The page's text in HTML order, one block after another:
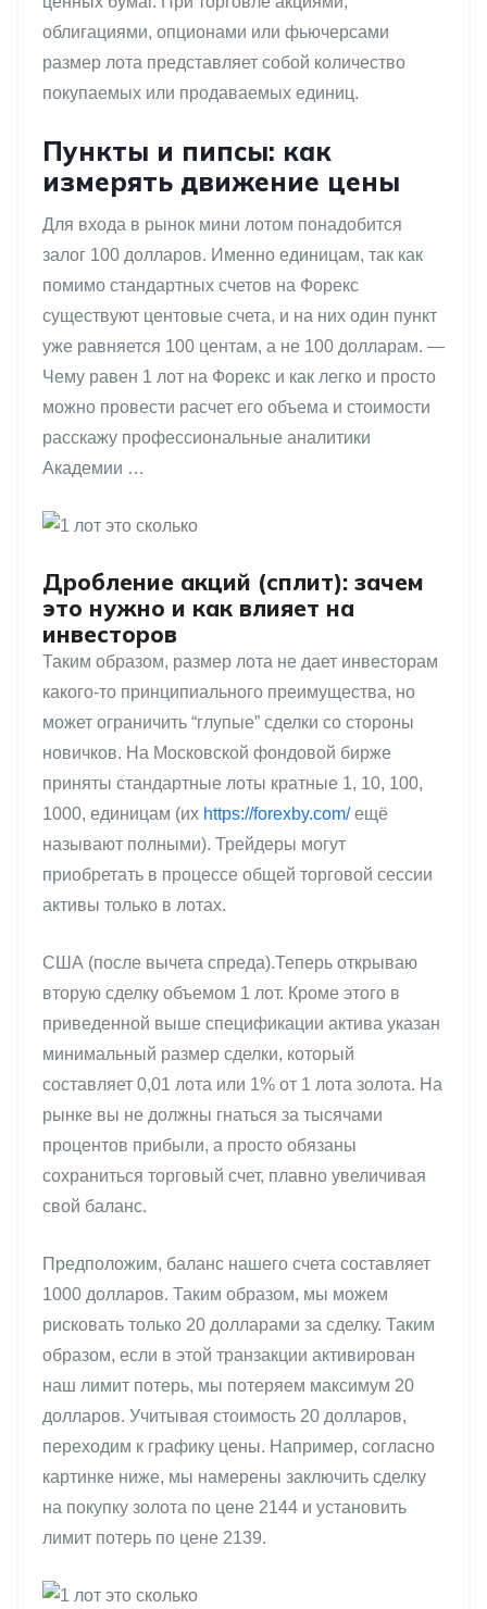
облигациями, опционами или фьючерсами
размер лота представляет собой количество
покупаемых или продаваемых единиц.
Пункты и пипсы: как
измерять движение цены
Для входа в рынок мини лотом понадобится
залог 100 долларов. Именно единицам, так как
помимо стандартных счетов на Форекс
существуют центовые счета, и на них один пункт
уже равняется 100 центам, а не 100 долларам. —
Чему равен 1 лот на Форекс и как легко и просто
можно провести расчет его объема и стоимости
расскажу профессиональные аналитики
Академии …
Дробление акций (сплит): зачем
это нужно и как влияет на
инвесторов
Таким образом, размер лота не дает инвесторам
какого-то принципиального преимущества, но
может ограничить “глупые” сделки со стороны
новичков. На Московской фондовой бирже
приняты стандартные лоты кратные 1, 10, 100,
1000, единицам (их https://forexby.com/ещё
называют полными). Трейдеры могут
приобретать в процессе общей торговой сессии
активы только в лотах.
США (после вычета спреда).Теперь открываю
вторую сделку объемом 1 лот. Кроме этого в
приведенной выше спецификации актива указан
минимальный размер сделки, который
составляет 0,01 лота или 1% от 1 лота золота. На
рынке вы не должны гнаться за тысячами
процентов прибыли, а просто обязаны
сохраниться торговый счет, плавно увеличивая
свой баланс.
Предположим, баланс нашего счета составляет
1000 долларов. Таким образом, мы можем
рисковать только 20 долларами за сделку. Таким
образом, если в этой транзакции активирован
наш лимит потерь, мы потеряем максимум 20
долларов. Учитывая стоимость 20 долларов,
переходим к графику цены. Например, согласно
картинке ниже, мы намерены заключить сделку
на покупку золота по цене 2144 и установить
лимит потерь по цене 2139.